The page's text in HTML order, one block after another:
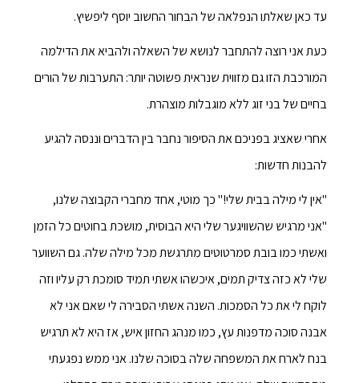
עד כאן שאלתו הנפלאה של הבחור החשוב יוסף ליפשיץ.
כעת אני רוצה להתחבר לנושא של השאלה ולהביא את הדילמה
המורכבת הזו גם מזווית שנראית פשוטה יותר: התערבות של הורים
בחיים של בני זוג ללא מוגבלות מוצהרת.
אחרי שאציג בפניכם את הסיפור נחבר בין הדברים וננסה להגיע
להבנות חדשות:
"אין לי מילה בבית שלי!" כך מוטי, אחד מחברי הקבוצה שלנו,
"אני מרגיש שהשוויגער שלי היא הבוסית, מושכת בחוטים כל הזמן
ואשתי כמו בובת סמרטוטים מתרגשת מכל מילה שלה. גם השווער
שלי לא כזה צדיק תמים, איכשהו אשתי תמיד סומכת רק עליו וזה
לוקח לי את כל הסמכות. השנה אשתי הסבירה לי שאם אני לא
אבנה סוכה מדפנות עץ, כמו מנהג החזון איש, אז היא לא תרגיש
בנח לארח את המשפחה שלה בסוכה שלנו. אני ממש נפגעתי